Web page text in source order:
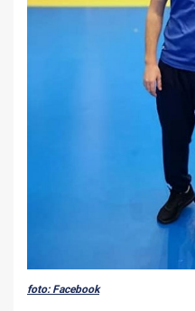
foto: Facebook